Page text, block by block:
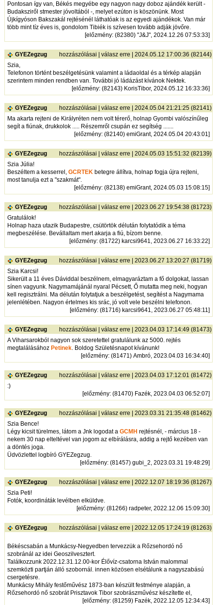
Pontosan így van, Békés megyébe egy nagyon nagy doboz ajándék került -
Budaksziről stmester jóvoltából -, melyet ezúton is köszönünk. Most
Újkígyóson Bakszakál rejtésénél láthatóak is az egyedi ajándékok. Van már
több mint tíz éves is, gondolom Tibiék is szívesen tovább adják jövőre.
[előzmény: (82380) "J&J", 2024.12.26 07:53:33]
GYEZegzug hozzászólásai |válasz erre | 2024.05.12 17:00:36 (82144)
Szia,
Telefonon történt beszélgetésünk valamint a ládaoldal és a térkép alapján
szerintem minden rendben van. További jó ládázást kívánok Nektek.
[előzmény: (82143) KorisTibor, 2024.05.12 16:33:36]
GYEZegzug hozzászólásai |válasz erre | 2024.05.04 21:21:25 (82141)
Ma akarta rejteni de Királyréten nem volt térerő, holnap Gyombi valószínűleg
segít a fiúnak, drukkolok ..... Részemről csupán ez segítség .......
[előzmény: (82140) emiGrant, 2024.05.04 20:43:01]
GYEZegzug hozzászólásai |válasz erre | 2024.05.03 15:51:32 (82139)
Szia Júlia!
Beszéltem a kesserrel,GCRTEK betegre állítva, holnap fogja újra rejteni,
most tanulja ezt a "szakmát".
[előzmény: (82138) emiGrant, 2024.05.03 15:08:15]
GYEZegzug hozzászólásai |válasz erre | 2023.06.27 19:54:38 (81723)
Gratulálok!
Holnap haza utazik Budapestre, csütörtök délután folytatódik a téma
megbeszélése. Bevállaltam mert akarja a fiú, bízom benne.
[előzmény: (81722) karcsi9641, 2023.06.27 16:33:22]
GYEZegzug hozzászólásai |válasz erre | 2023.06.27 13:20:27 (81719)
Szia Karcsi!
Sikerült a 11 éves Dáviddal beszélnem, elmagyaráztam a fő dolgokat, lassan
sínen vagyunk. Nagymamájánál nyaral Pécsett, Ő mutatta meg neki, hogyan
kell regisztrálni. Ma délután folytatjuk a beszélgetést, segítést a Nagymama
jelenlétében. Nagyon értelmes kis srác, jó volt vele beszélni telefonon.
[előzmény: (81716) karcsi9641, 2023.06.27 05:48:11]
GYEZegzug hozzászólásai |válasz erre | 2023.04.03 17:14:49 (81473)
A Viharsarokból nagyon sok szeretettel gratulálunk az 5000. rejtés
megtalálásához Petinek. Boldog Születésnapot kívánunk!
[előzmény: (81471) Ambró, 2023.04.03 16:34:40]
GYEZegzug hozzászólásai |válasz erre | 2023.04.03 17:12:01 (81472)
:)
[előzmény: (81470) Fazék, 2023.04.03 06:52:07]
GYEZegzug hozzászólásai |válasz erre | 2023.03.31 21:35:48 (81462)
Szia Bence!
Légy kicsit türelmes, látom a Jnk logodat aGCMH rejtésnél, - március 18 -
nekem 30 nap elteltével van jogom az elbírálásra, addig a rejtő kezében van
a döntés joga.
Üdvözlettel logbíró GYEZegzug.
[előzmény: (81457) gubi_2, 2023.03.31 19:48:29]
GYEZegzug hozzászólásai |válasz erre | 2022.12.07 18:19:36 (81267)
Szia Peti!
Fotók, koordináták levélben elküldve.
[előzmény: (81266) radpeter, 2022.12.06 15:09:30]
GYEZegzug hozzászólásai |válasz erre | 2022.12.05 17:24:19 (81263)
Békéscsabán a Munkácsy-Negyedben tervezzük a Rőzsehordó nő
szobránál az idei Geoszilvesztert.
Találkozzunk 2022.12.31.12.00-kor Élővíz-csatorna István malommal
szemközti partján álló szobornál. innen közösen elsétálunk a nagyszabású
csergetésre.
Munkácsy Mihály festőművész 1873-ban készült festménye alapján, a
Rőzsehordó nő szobrát Prisztavok Tibor szobrászművész készítette el,
[előzmény: (81259) Fazék, 2022.12.05 12:34:43]